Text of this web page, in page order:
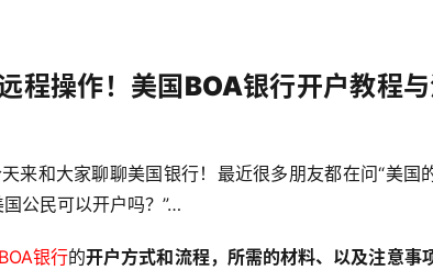
程操作！美国BOA银行开户教程
来和大家聊聊美国银行！最近很多朋友都在问“美国
公民可以开户吗？”…
银行的开户方式和流程，所需的材料、以及注意事